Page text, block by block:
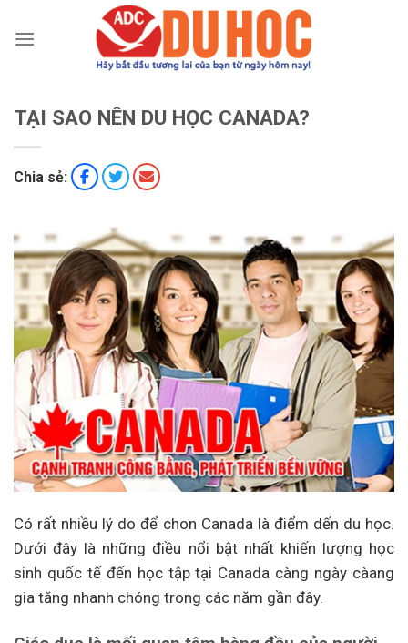
đến
TẠI SAO NÊN DU HỌC CANADA?
Chia sẻ:
Có rất nhiều lý do để chon Canada là điểm dến du học.
Dưới đây là những điều nổi bật nhất khiến lượng học
sinh quốc tế đến học tập tại Canada càng ngày càang
gia tăng nhanh chóng trong các năm gần đây.